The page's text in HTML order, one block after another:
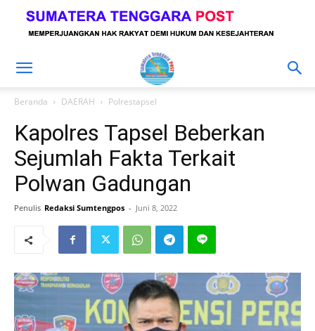
Beranda DAERAH Polrestapsel
Kapolres Tapsel Beberkan
Sejumlah Fakta Terkait
Polwan Gadungan
Penulis Redaksi Sumtengpos - Juni 8, 2022